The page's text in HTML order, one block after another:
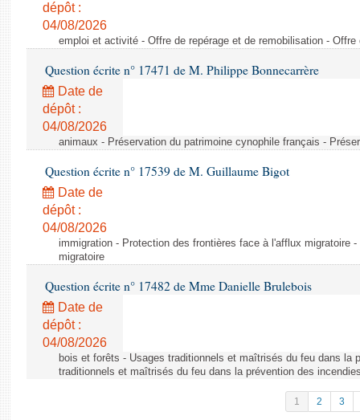
dépôt :
04/08/2026
emploi et activité - Offre de repérage et de remobilisation -
Question écrite n° 17471 de M. Philippe Bonnecarrère
Date de
dépôt :
04/08/2026
animaux - Préservation du patrimoine cynophile français -
Question écrite n° 17539 de M. Guillaume Bigot
Date de
dépôt :
04/08/2026
immigration - Protection des frontières face à l'afflux migratoire
migratoire
Question écrite n° 17482 de Mme Danielle Brulebois
Date de
dépôt :
04/08/2026
bois et forêts - Usages traditionnels et maîtrisés du feu dans la
traditionnels et maîtrisés du feu dans la prévention des
1 2 3